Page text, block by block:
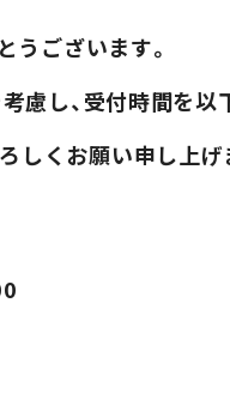
店舗情報
混雑状況確認
お問い合わせ
ございます。
慮し、受付時間を
しくお願い申し上げ
マークが表す館